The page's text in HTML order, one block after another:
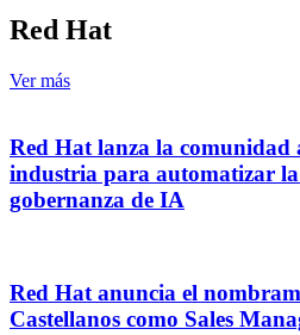
Red Hat
Ver más
Red Hat lanza la comunidad
industria para automatizar
gobernanza de IA
Red Hat anuncia el
Castellanos como Sales